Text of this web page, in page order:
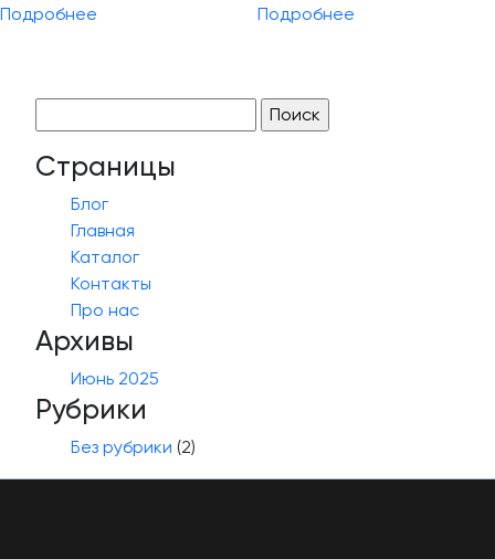
Подробнее Подробнее
Страницы
Блог
Главная
Каталог
Контакты
Про нас
Архивы
Июнь 2025
Рубрики
Без рубрики (2)